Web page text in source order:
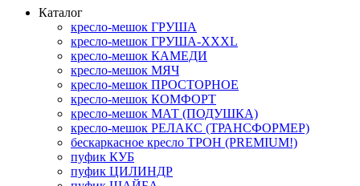
Каталог
кресло-мешок ГРУША
кресло-мешок ГРУША-XXXL
кресло-мешок КАМЕДИ
кресло-мешок МЯЧ
кресло-мешок ПРОСТОРНОЕ
кресло-мешок КОМФОРТ
кресло-мешок МАТ (ПОДУШКА)
кресло-мешок РЕЛАКС (ТРАНСФОРМЕР)
бескаркасное кресло ТРОН (PREMIUM!)
пуфик КУБ
пуфик ЦИЛИНДР